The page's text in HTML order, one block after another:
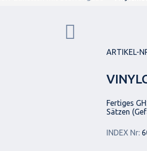
ARTIKEL-
Fertiges
Sätzen
INDEX Nr: